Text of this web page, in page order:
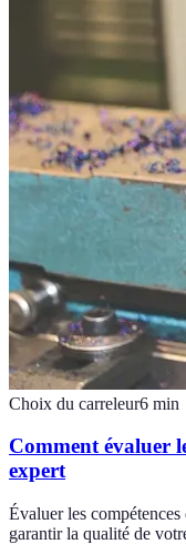
Choix du carreleur6 min
Comment évaluer
expert
Évaluer les
garantir la qualité de